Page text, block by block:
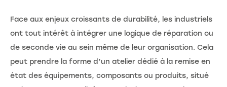
Face aux enjeux croissants de durabilité, les industriels
ont tout intérêt à intégrer une logique de réparation ou
de seconde vie au sein même de leur organisation. Cela
peut prendre la forme d’un atelier dédié à la remise en
état des équipements, composants ou produits, situé